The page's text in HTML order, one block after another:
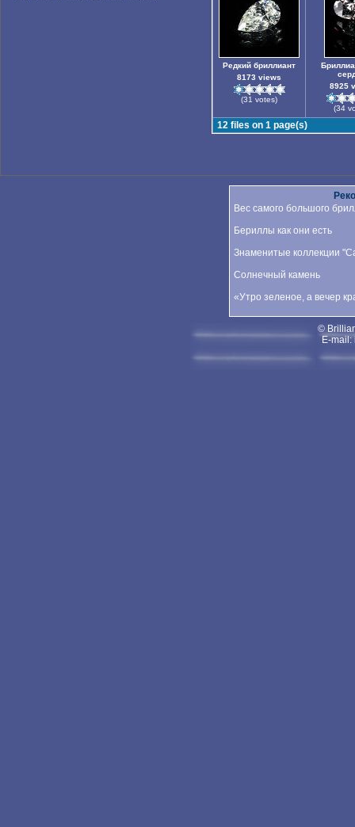
Редкий бриллиант
8173 views
(31 votes)
8925
(34
12 files on 1 page(s)
Вес самого большого
Бериллы как они есть
Знаменитые коллекции
Солнечный камень
«Утро зеленое, а вечер
©
E-mail: